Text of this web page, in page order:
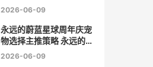
2026-06-09
永远的蔚蓝星球周年庆宠
物选择主推策略 永远的蔚
蓝星球兑换码
2026-06-09